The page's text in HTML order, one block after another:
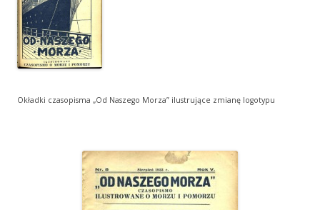
Okładki czasopisma „Od Naszego Morza” ilustrujące zmianę logotypu